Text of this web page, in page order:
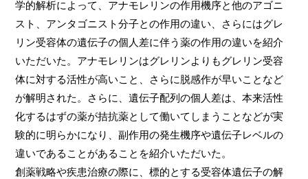
学的解析によって、アナモレリンの作用機序と他のアゴニ
スト、アンタゴニスト分子との作用の違い、さらにはグレ
リン受容体の遺伝子の個人差に伴う薬の作用の違いを紹介
いただいた。アナモレリンはグレリンよりもグレリン受容
体に対する活性が高いこと、さらに脱感作が早いことなど
が解明された。さらに、遺伝子配列の個人差は、本来活性
化するはずの薬が拮抗薬として働いてしまうことなどが実
験的に明らかになり、副作用の発生機序や遺伝子レベルの
違いであることがあることを紹介いただいた。
創薬戦略や疾患治療の際に、標的とする受容体遺伝子の解